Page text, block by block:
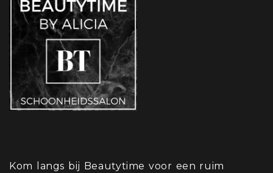
Kom langs bij Beautytime voor een ruim